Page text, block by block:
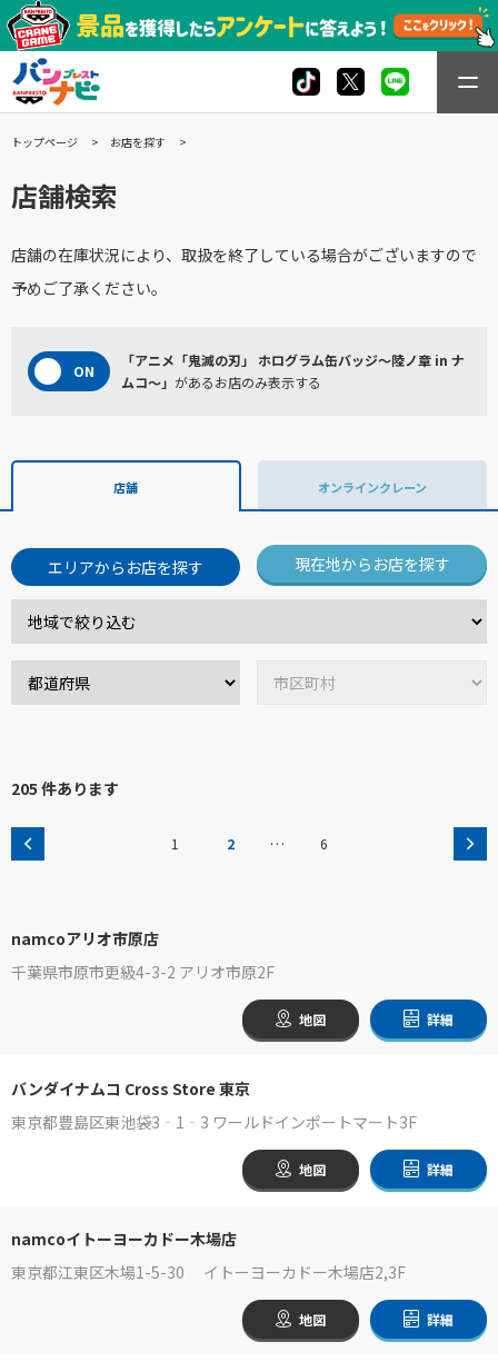
トップページ お店を探す
店舗検索
店舗の在庫状況により、取扱を終了している場合がございますので
予めご了承ください。
「アニメ「鬼滅の刃」 ホログラム缶バッジ～陸ノ章 in ナ
ムコ～」 があるお店のみ表示する
店舗 オンラインクレーン
エリアからお店を探す 現在地からお店を探す
205 件あります
1 2 … 6
namcoアリオ市原店
千葉県市原市更級4-3-2 アリオ市原2F
地図 詳細
バンダイナムコ Cross Store 東京
東京都豊島区東池袋3‐1‐3 ワールドインポートマート3F
地図 詳細
namcoイトーヨーカドー木場店
東京都江東区木場1-5-30 イトーヨーカドー木場店2,3F
地図 詳細